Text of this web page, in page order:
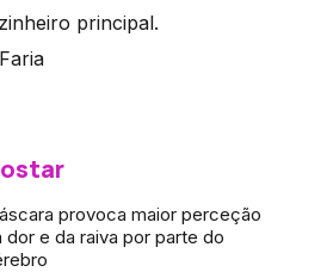
principal.
provoca maior perceção
dor e da raiva por parte do